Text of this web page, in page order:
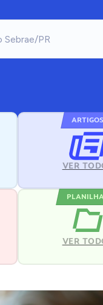
ARTIGOS
VER
VER